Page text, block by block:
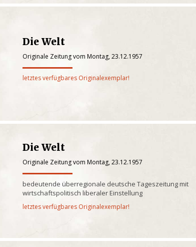
Die Welt
Originale Zeitung vom Montag, 23.12.1957
letztes verfügbares Originalexemplar!
Die Welt
Originale Zeitung vom Montag, 23.12.1957
bedeutende überregionale deutsche Tageszeitung mit
wirtschaftspolitisch liberaler Einstellung
letztes verfügbares Originalexemplar!